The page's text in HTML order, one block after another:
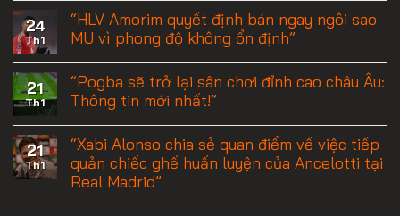
24
Th1
“HLV Amorim quyết định bán ngay ngôi sao
MU vì phong độ không ổn định”
21
Th1
“Pogba sẽ trở lại sân chơi đỉnh cao châu Âu:
Thông tin mới nhất!”
21
Th1
“Xabi Alonso chia sẻ quan điểm về việc tiếp
quản chiếc ghế huấn luyện của Ancelotti tại
Real Madrid”